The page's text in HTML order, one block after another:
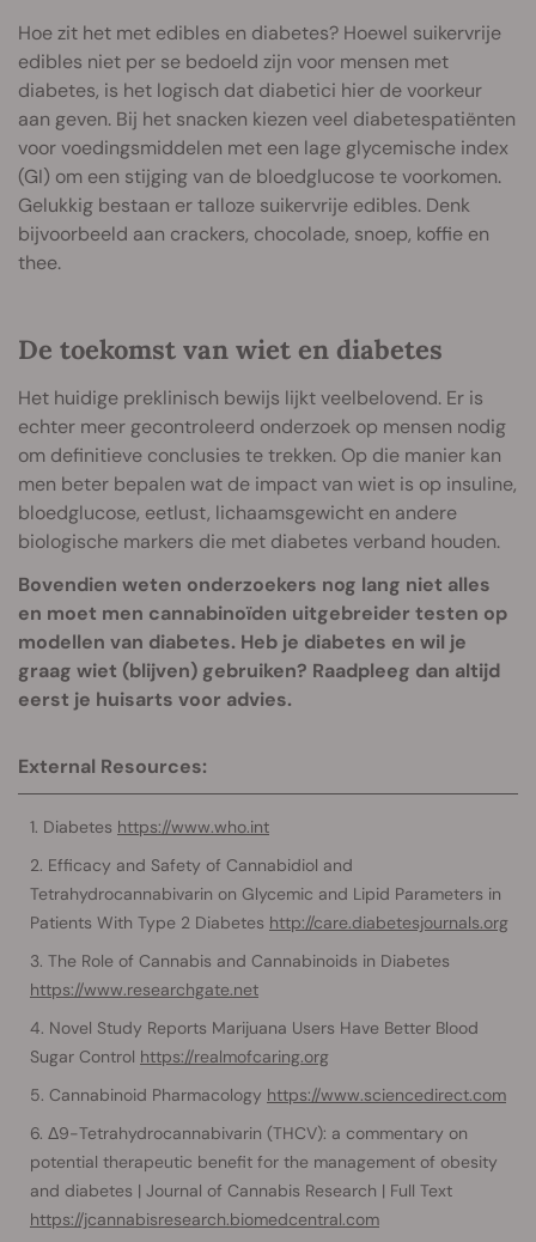
Hoe zit het met edibles en diabetes? Hoewel suikervrije
edibles niet per se bedoeld zijn voor mensen met
diabetes, is het logisch dat diabetici hier de voorkeur
aan geven. Bij het snacken kiezen veel diabetespatiënten
voor voedingsmiddelen met een lage glycemische index
(GI) om een stijging van de bloedglucose te voorkomen.
Gelukkig bestaan er talloze suikervrije edibles. Denk
bijvoorbeeld aan crackers, chocolade, snoep, koffie en
thee.
De toekomst van wiet en diabetes
Het huidige preklinisch bewijs lijkt veelbelovend. Er is
echter meer gecontroleerd onderzoek op mensen nodig
om definitieve conclusies te trekken. Op die manier kan
men beter bepalen wat de impact van wiet is op insuline,
bloedglucose, eetlust, lichaamsgewicht en andere
biologische markers die met diabetes verband houden.
Bovendien weten onderzoekers nog lang niet alles
en moet men cannabinoïden uitgebreider testen op
modellen van diabetes. Heb je diabetes en wil je
graag wiet (blijven) gebruiken? Raadpleeg dan altijd
eerst je huisarts voor advies.
External Resources:
Diabetes https://www.who.int
Efficacy and Safety of Cannabidiol and
Tetrahydrocannabivarin on Glycemic and Lipid Parameters in
Patients With Type 2 Diabetes http://care.diabetesjournals.org
The Role of Cannabis and Cannabinoids in Diabetes
https://www.researchgate.net
Novel Study Reports Marijuana Users Have Better Blood
Sugar Control https://realmofcaring.org
Cannabinoid Pharmacology https://www.sciencedirect.com
Δ9-Tetrahydrocannabivarin (THCV): a commentary on
potential therapeutic benefit for the management of obesity
and diabetes | Journal of Cannabis Research | Full Text
https://jcannabisresearch.biomedcentral.com